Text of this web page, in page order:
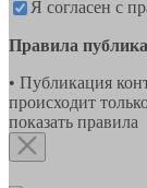
Я согласен с
Правила
• Публикация
происходит
показать правила